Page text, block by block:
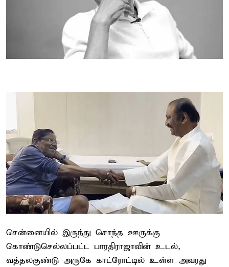
சென்னையில் இருந்து சொந்த ஊருக்கு
கொண்டுசெல்லப்பட்ட பாரதிராஜாவின் உடல்,
வத்தலகுண்டு அருகே காட்ரோட்டில் உள்ள அவரது